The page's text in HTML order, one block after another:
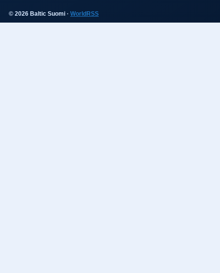
© 2026 Baltic Suomi · WorldRSS